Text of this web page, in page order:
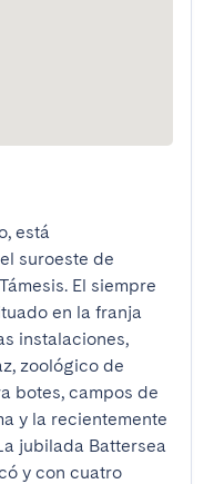
está
suroeste de
El siempre
en la franja
instalaciones,
zoológico de
botes, campos de
y la recientemente
jubilada Battersea
y con cuatro